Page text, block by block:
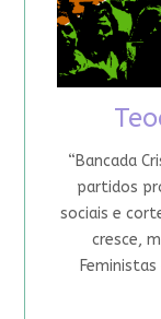
“Bancada
partidos
sociais e
cresce,